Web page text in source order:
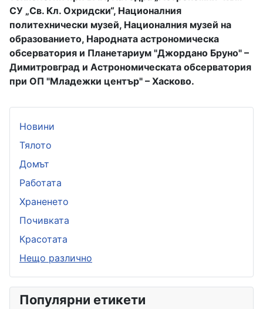
СУ „Св. Кл. Охридски“, Националния
политехнически музей, Националния музей на
образованието, Народната астрономическа
обсерватория и Планетариум "Джордано Бруно" –
Димитровград и Астрономическата обсерватория
при ОП "Младежки център" – Хасково.
Новини
Тялото
Домът
Работата
Храненето
Почивката
Красотата
Нещо различно
Популярни етикети